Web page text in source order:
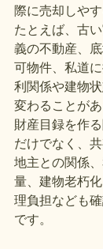
際に売却しや
たとえば、古
義の不動産、
可物件、私道
利関係や建物
変わることがあ
財産目録を作
だけでなく、
地主との関係
量、建物老朽
理負担なども
です。